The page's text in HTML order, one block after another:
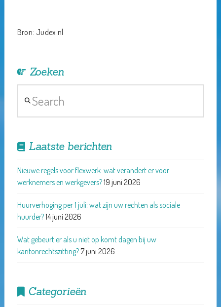
Bron: Judex.nl
Zoeken
Laatste berichten
Nieuwe regels voor flexwerk: wat verandert er voor
werknemers en werkgevers?19 juni 2026
Huurverhoging per 1 juli: wat zijn uw rechten als sociale
huurder?14 juni 2026
Wat gebeurt er als u niet op komt dagen bij uw
kantonrechtszitting?7 juni 2026
Categorieën